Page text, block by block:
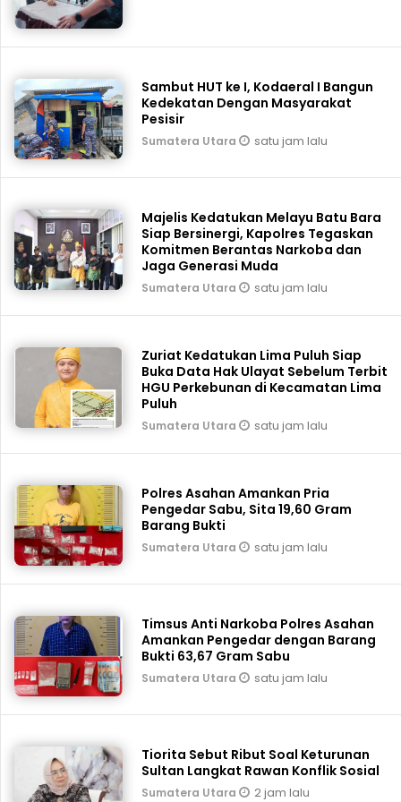
Sambut HUT ke I, Kodaeral I Bangun
Kedekatan Dengan Masyarakat
Pesisir
Sumatera Utara satu jam lalu
Majelis Kedatukan Melayu Batu Bara
Siap Bersinergi, Kapolres Tegaskan
Komitmen Berantas Narkoba dan
Jaga Generasi Muda
Sumatera Utara satu jam lalu
Zuriat Kedatukan Lima Puluh Siap
Buka Data Hak Ulayat Sebelum Terbit
HGU Perkebunan di Kecamatan Lima
Puluh
Sumatera Utara satu jam lalu
Polres Asahan Amankan Pria
Pengedar Sabu, Sita 19,60 Gram
Barang Bukti
Sumatera Utara satu jam lalu
Timsus Anti Narkoba Polres Asahan
Amankan Pengedar dengan Barang
Bukti 63,67 Gram Sabu
Sumatera Utara satu jam lalu
Tiorita Sebut Ribut Soal Keturunan
Sultan Langkat Rawan Konflik Sosial
Sumatera Utara 2 jam lalu